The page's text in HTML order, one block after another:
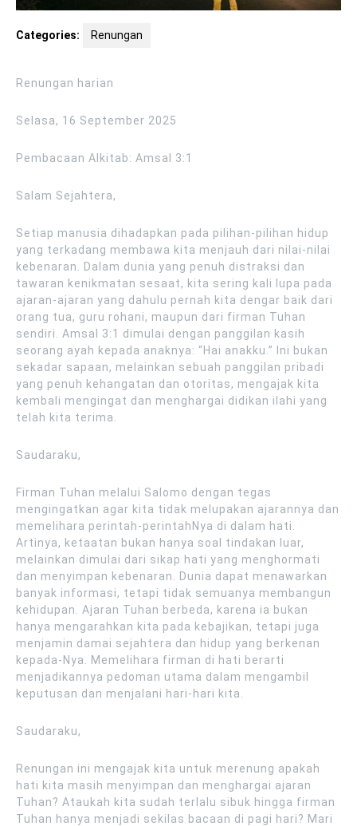
Categories: Renungan
Renungan harian
Selasa, 16 September 2025
Pembacaan Alkitab: Amsal 3:1
Salam Sejahtera,
Setiap manusia dihadapkan pada pilihan-pilihan hidup
yang terkadang membawa kita menjauh dari nilai-nilai
kebenaran. Dalam dunia yang penuh distraksi dan
tawaran kenikmatan sesaat, kita sering kali lupa pada
ajaran-ajaran yang dahulu pernah kita dengar baik dari
orang tua, guru rohani, maupun dari firman Tuhan
sendiri. Amsal 3:1 dimulai dengan panggilan kasih
seorang ayah kepada anaknya: “Hai anakku.” Ini bukan
sekadar sapaan, melainkan sebuah panggilan pribadi
yang penuh kehangatan dan otoritas, mengajak kita
kembali mengingat dan menghargai didikan ilahi yang
telah kita terima.
Saudaraku,
Firman Tuhan melalui Salomo dengan tegas
mengingatkan agar kita tidak melupakan ajarannya dan
memelihara perintah-perintahNya di dalam hati.
Artinya, ketaatan bukan hanya soal tindakan luar,
melainkan dimulai dari sikap hati yang menghormati
dan menyimpan kebenaran. Dunia dapat menawarkan
banyak informasi, tetapi tidak semuanya membangun
kehidupan. Ajaran Tuhan berbeda, karena ia bukan
hanya mengarahkan kita pada kebajikan, tetapi juga
menjamin damai sejahtera dan hidup yang berkenan
kepada-Nya. Memelihara firman di hati berarti
menjadikannya pedoman utama dalam mengambil
keputusan dan menjalani hari-hari kita.
Saudaraku,
Renungan ini mengajak kita untuk merenung apakah
hati kita masih menyimpan dan menghargai ajaran
Tuhan? Ataukah kita sudah terlalu sibuk hingga firman
Tuhan hanya menjadi sekilas bacaan di pagi hari? Mari